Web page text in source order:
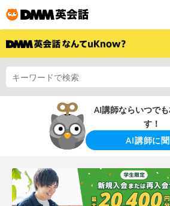
AI講師ならいつで
す！
AI講師に聞